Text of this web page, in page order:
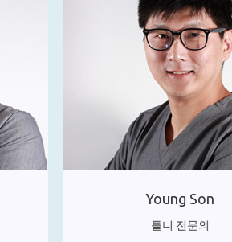
Young Son
틀니 전문의